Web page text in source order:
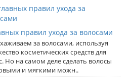
правил ухода за волосами
за волосами, используя
косметических средств для
Но на самом деле сделать волосы
и мягкими можн..